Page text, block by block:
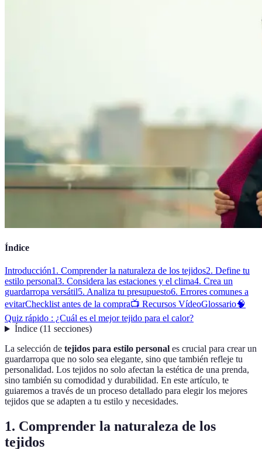
Índice
Introducción1. Comprender la naturaleza de los tejidos2. Define tu
estilo personal3. Considera las estaciones y el clima4. Crea un
guardarropa versátil5. Analiza tu presupuesto6. Errores comunes a
evitarChecklist antes de la compra📺 Recursos VídeoGlossario🧠
Quiz rápido : ¿Cuál es el mejor tejido para el calor?
Índice(11 secciones)
La selección de tejidos para estilo personal es crucial para crear un
guardarropa que no solo sea elegante, sino que también refleje tu
personalidad. Los tejidos no solo afectan la estética de una prenda,
sino también su comodidad y durabilidad. En este artículo, te
guiaremos a través de un proceso detallado para elegir los mejores
tejidos que se adapten a tu estilo y necesidades.
1. Comprender la naturaleza de los
tejidos